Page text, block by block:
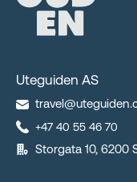
Uteguiden AS
+47 40 55 46 70
Storgata 10, 6200